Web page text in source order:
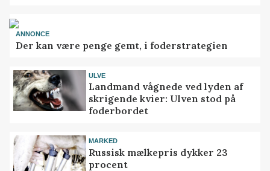
ANNONCE
Der kan være penge gemt, i foderstrategien
ULVE
Landmand vågnede ved lyden af
skrigende kvier: Ulven stod på
foderbordet
MARKED
Russisk mælkepris dykker 23
procent